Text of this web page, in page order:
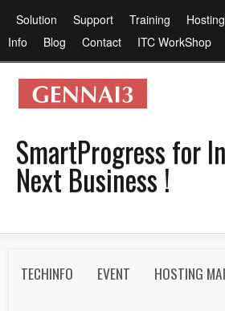
コ
ン
ン
ツ
に
動
メ
イ
ン
ニ
ー
Solution Support Training Hosting
Info
Blog Contact ITC WorkShop
SmartProgress for
Next Business !
TECHINFO EVENT HOSTING